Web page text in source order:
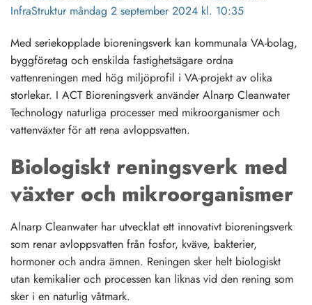
InfraStruktur måndag 2 september 2024 kl. 10:35
Med seriekopplade bioreningsverk kan kommunala VA-bolag,
byggföretag och enskilda fastighetsägare ordna
vattenreningen med hög miljöprofil i VA-projekt av olika
storlekar. I ACT Bioreningsverk använder Alnarp Cleanwater
Technology naturliga processer med mikroorganismer och
vattenväxter för att rena avloppsvatten.
Biologiskt reningsverk med
växter och mikroorganismer
Alnarp Cleanwater har utvecklat ett innovativt bioreningsverk
som renar avloppsvatten från fosfor, kväve, bakterier,
hormoner och andra ämnen. Reningen sker helt biologiskt
utan kemikalier och processen kan liknas vid den rening som
sker i en naturlig våtmark.